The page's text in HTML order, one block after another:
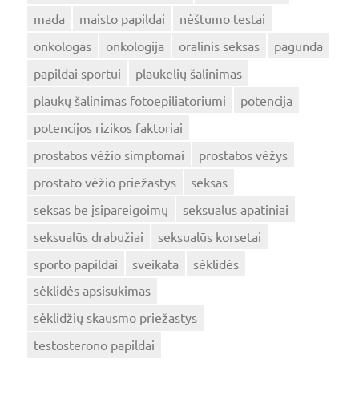
mada
maisto papildai
nėštumo testai
onkologas
onkologija oralinis seksas
pagunda
papildai sportui
plaukelių šalinimas
plaukų šalinimas fotoepiliatoriumi
potencija
potencijos rizikos faktoriai
prostatos vėžio simptomai
prostatos vėžys
prostato vėžio priežastys
seksas
seksas be įsipareigoimų
seksualus apatiniai
seksualūs drabužiai
seksualūs korsetai
sporto papildai
sveikata
sėklidės
sėklidės apsisukimas
sėklidžių skausmo priežastys
testosterono papildai